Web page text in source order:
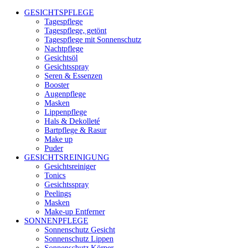
GESICHTSPFLEGE
Tagespflege
Tagespflege, getönt
Tagespflege mit Sonnenschutz
Nachtpflege
Gesichtsöl
Gesichtsspray
Seren & Essenzen
Booster
Augenpflege
Masken
Lippenpflege
Hals & Dekolleté
Bartpflege & Rasur
Make up
Puder
GESICHTSREINIGUNG
Gesichtsreiniger
Tonics
Gesichtsspray
Peelings
Masken
Make-up Entferner
SONNENPFLEGE
Sonnenschutz Gesicht
Sonnenschutz Lippen